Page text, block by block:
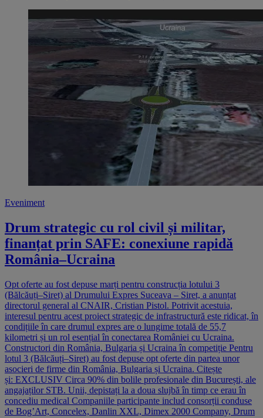
Eveniment
Drum strategic cu rol civil și militar,
finanțat prin SAFE: conexiune rapidă
România–Ucraina
Opt oferte au fost depuse marți pentru construcția lotului 3
(Bălcăuți–Siret) al Drumului Expres Suceava – Siret, a anunțat
directorul general al CNAIR, Cristian Pistol. Potrivit acestuia,
interesul pentru acest proiect strategic de infrastructură este ridicat, în
condițiile în care drumul expres are o lungime totală de 55,7
kilometri și un rol esențial în conectarea României cu Ucraina.
Constructori din România, Bulgaria și Ucraina în competiție Pentru
lotul 3 (Bălcăuți–Siret) au fost depuse opt oferte din partea unor
asocieri de firme din România, Bulgaria și Ucraina. Citește
și: EXCLUSIV Circa 90% din bolile profesionale din București, ale
angajaților STB. Unii, depistați la a doua slujbă în timp ce erau în
concediu medical Companiile participante includ consorții conduse
de Bog’Art, Concelex, Danlin XXL, Dimex 2000 Company, Drum